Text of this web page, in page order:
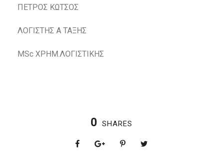
ΠΕΤΡΟΣ ΚΩΤΣΟΣ
ΛΟΓΙΣΤΗΣ Α ΤΑΞΗΣ
MSc ΧΡΗΜ.ΛΟΓΙΣΤΙΚΗΣ
0 SHARES